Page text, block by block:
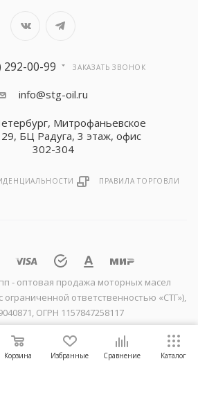
292-00-99 ЗАКАЗАТЬ ЗВОНОК
info@stg-oil.ru
Митрофаньевское
БЦ Радуга, 3 этаж, офис
302-304
ПРАВИЛА ТОРГОВЛИ
- оптовая продажа моторных масел
ответственностью «СТГ»),
ОГРН 1157847258117
Корзина Избранные Сравнение Каталог